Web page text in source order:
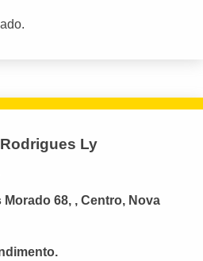
Ly
Morado 68, , Centro, Nova